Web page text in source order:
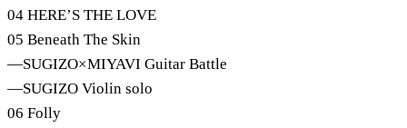
04 HERE’S THE LOVE
05 Beneath The Skin
―SUGIZO×MIYAVI Guitar Battle
―SUGIZO Violin solo
06 Folly